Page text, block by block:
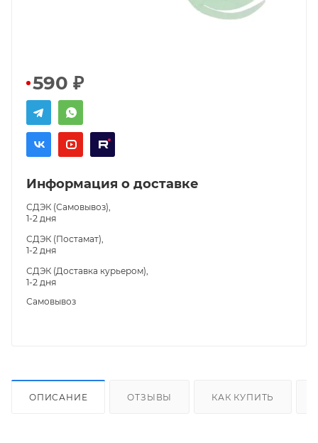
590 ₽
Информация о доставке
СДЭК (Самовывоз),
1-2 дня
СДЭК (Постамат),
1-2 дня
СДЭК (Доставка курьером),
1-2 дня
Самовывоз
ОПИСАНИЕ ОТЗЫВЫ КАК КУПИТЬ